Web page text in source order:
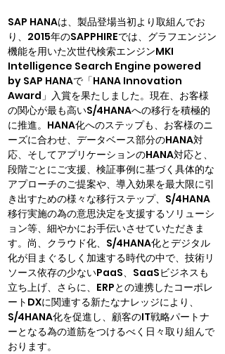
SAP HANAは、製品登場当初より取組んでお
り、2015年のSAPPHIREでは、グラフエンジン
機能を用いた次世代検索エンジンMKI
Intelligence Search Engine powered
by SAP HANAで「HANA Innovation
Award」入賞を果たしました。現在、お客様
の関心が最も高いS/4HANAへの移行を積極的
に推進。HANA化へのステップも、お客様のニ
ーズに合わせ、データベース部分のHANA対
応、そしてアプリケーションのHANA対応と、
段階ごとにご支援、検証事例に基づく具体的な
アプローチのご提案や、導入効果を最大限に引
き出すための様々な移行ステップ、S/4HANA
移行実施の為の意思決定を支援するソリューシ
ョン等、細やかにお手伝いさせていただきま
す。尚、クラウド化、S/4HANA化とデジタル
化が目まぐるしく加速する時代の中で、技術リ
ソース依存の少ないPaaS、SaaSビジネスも
立ち上げ、さらに、ERPとの連携したコーポレ
ートDXに関連する新たなナレッジにより、
S/4HANA化を促進し、顧客のIT戦略パートナ
ーとなる為の道筋をつけるべく日々取り組んで
おります。